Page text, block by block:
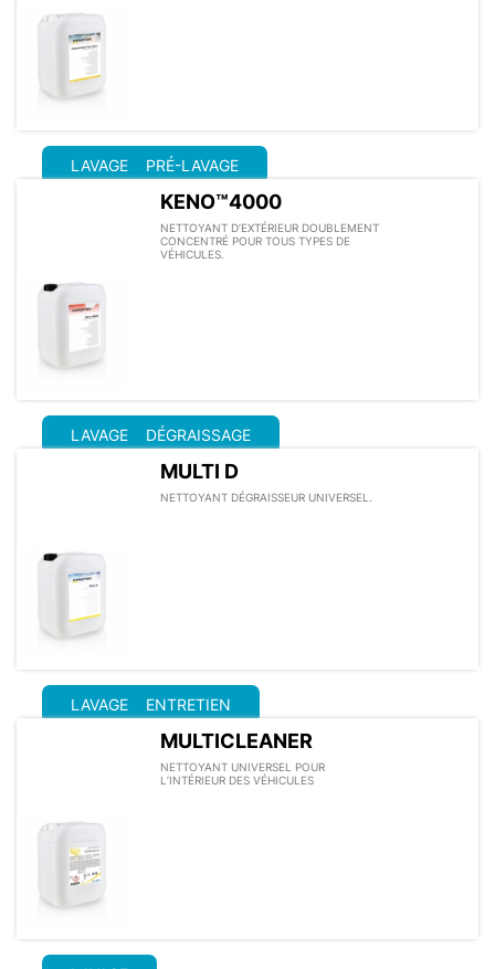
LAVAGE PRÉ-LAVAGE
KENO™4000
NETTOYANT D’EXTÉRIEUR DOUBLEMENT
CONCENTRÉ POUR TOUS TYPES DE
VÉHICULES.
LAVAGE DÉGRAISSAGE
MULTI D
NETTOYANT DÉGRAISSEUR UNIVERSEL.
LAVAGE ENTRETIEN
MULTICLEANER
NETTOYANT UNIVERSEL POUR
L’INTÉRIEUR DES VÉHICULES